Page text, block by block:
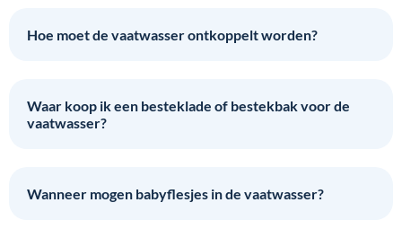
Hoe moet de vaatwasser ontkoppelt worden?
Waar koop ik een besteklade of bestekbak voor de
vaatwasser?
Wanneer mogen babyflesjes in de vaatwasser?